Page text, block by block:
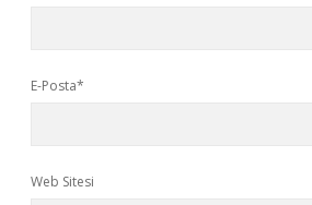
E-Posta*
Web Sitesi